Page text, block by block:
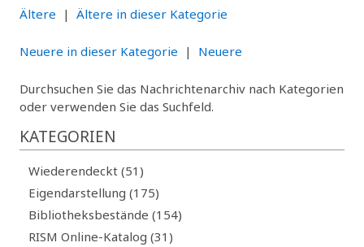
Ältere | Ältere in dieser Kategorie
Neuere in dieser Kategorie | Neuere
Durchsuchen Sie das Nachrichtenarchiv nach Kategorien
oder verwenden Sie das Suchfeld.
KATEGORIEN
Wiederendeckt (51)
Eigendarstellung (175)
Bibliotheksbestände (154)
RISM Online-Katalog (31)